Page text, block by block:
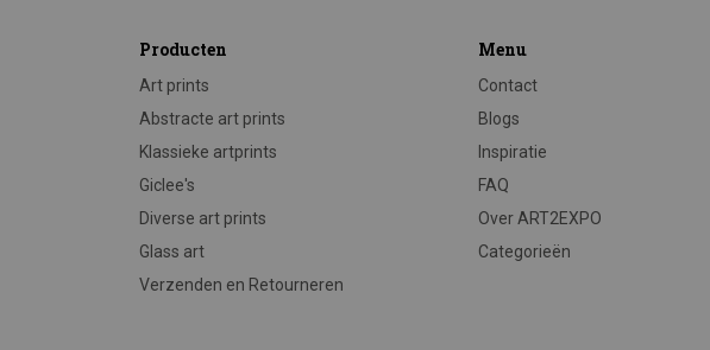
Producten
Art prints
Abstracte art prints
Klassieke artprints
Giclee's
Diverse art prints
Glass art
Verzenden en Retourneren
Menu
Contact
Blogs
Inspiratie
FAQ
Over ART2EXPO
Categorieën